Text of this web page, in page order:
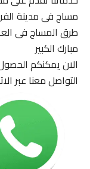
مساج فى مدينة
طرق المساج فى
مبارك الكبير
الان يمكنكم الحصول
التواصل معنا عبر